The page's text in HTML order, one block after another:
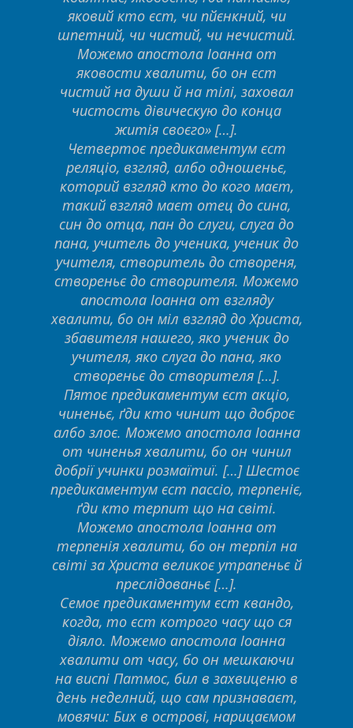
яковий кто єст, чи пйєнкний, чи
шпетний, чи чистий, чи нечистий.
Можемо апостола Іоанна от
яковости хвалити, бо он єст
чистий на души й на тілі, заховал
чистость дівическую до конца
житія своєго» […].
Четвертоє предикаментум єст
реляціо, взгляд, албо одношеньє,
которий взгляд кто до кого маєт,
такий взгляд маєт отец до сина,
син до отца, пан до слуги, слуга до
пана, учитель до ученика, ученик до
учителя, створитель до створеня,
створеньє до створителя. Можемо
апостола Іоанна от взгляду
хвалити, бо он міл взгляд до Христа,
збавителя нашего, яко ученик до
учителя, яко слуга до пана, яко
створеньє до створителя […].
Пятоє предикаментум єст акціо,
чиненьє, ґди кто чинит що доброє
албо злоє. Можемо апостола Іоанна
от чиненья хвалити, бо он чинил
добрії учинки розмаїтиї. […] Шестоє
предикаментум єст пассіо, терпеніє,
ґди кто терпит що на світі.
Можемо апостола Іоанна от
терпенія хвалити, бо он терпіл на
світі за Христа великоє утрапеньє й
преслідованьє […].
Семоє предикаментум єст квандо,
когда, то єст котрого часу що ся
діяло. Можемо апостола Іоанна
хвалити от часу, бо он мешкаючи
на виспі Патмос, бил в захвиценю в
день неделний, що сам признаваєт,
мовячи: Бих в острові, нарицаємом